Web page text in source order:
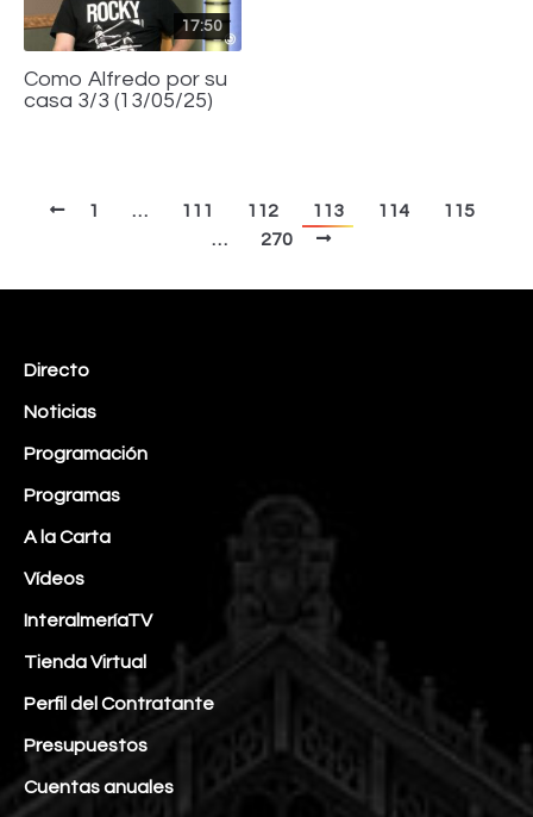
17:50
Como Alfredo por su
casa 3/3 (13/05/25)
1 … 111 112 113 114
115
…
270
Directo
Noticias
Programación
Programas
A la Carta
Vídeos
InteralmeríaTV
Tienda Virtual
Perfil del Contratante
Presupuestos
Cuentas anuales